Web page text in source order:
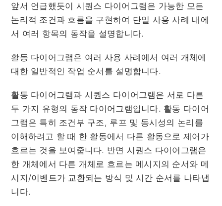
앞서 언급했듯이 시퀀스 다이어그램은 가능한 모든
논리적 조건과 흐름을 구현하여 단일 사용 사례 내에
서 여러 항목의 동작을 설명합니다.
활동 다이어그램은 여러 사용 사례에서 여러 개체에
대한 일반적인 작업 순서를 설명합니다.
활동 다이어그램과 시퀀스 다이어그램은 서로 다른
두 가지 유형의 동작 다이어그램입니다. 활동 다이어
그램은 특히 조건부 구조, 루프 및 동시성의 논리를
이해하려고 할 때 한 활동에서 다른 활동으로 제어가
흐르는 것을 보여줍니다. 반면 시퀀스 다이어그램은
한 개체에서 다른 개체로 흐르는 메시지의 순서와 메
시지/이벤트가 교환되는 방식 및 시간 순서를 나타냅
니다.